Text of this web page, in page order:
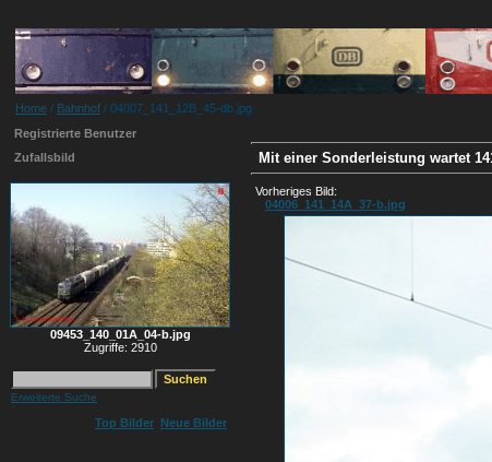
Home / Bahnhof / 04007_141_12B_45-db.jpg
Registrierte Benutzer
Zufallsbild
09453_140_01A_04-b.jpg
Zugriffe: 2910
Erweiterte Suche
Top Bilder Neue Bilder
Mit einer Sonderleistung wartet
Vorheriges Bild:
04006_141_14A_37-b.jpg